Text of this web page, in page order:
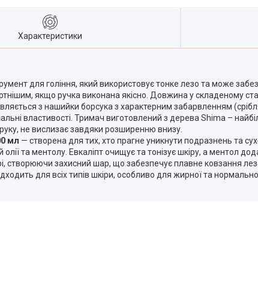
Характеристики
для гоління, який використовує тонке лезо та може
якщо ручка виконана якісно. Довжина у складеному
з нашийки борсука з характерним забарвленням
властивості. Тримач виготовлений з дерева Shima –
не вислизає завдяки розширенню внизу.
мл — створена для тих, хто прагне уникнути подразнень та
та ментолу. Евкаліпт очищує та тонізує шкіру, а ментол
створюючи захисний шар, що забезпечує плавне ковзання
для всіх типів шкіри, особливо для жирної та